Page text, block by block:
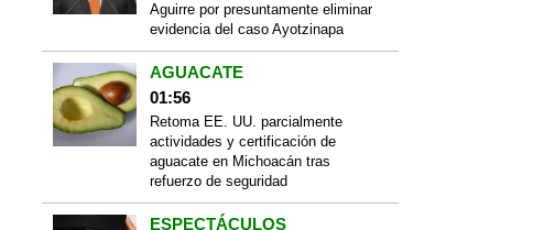
Aguirre por presuntamente eliminar
evidencia del caso Ayotzinapa
AGUACATE
01:56
Retoma EE. UU. parcialmente
actividades y certificación de
aguacate en Michoacán tras
refuerzo de seguridad
ESPECTÁCULOS